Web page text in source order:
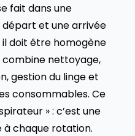
fait dans une
et une arrivée
doit être homogène
combine nettoyage,
gestion du linge et
consommables. Ce
» : c’est une
chaque rotation.